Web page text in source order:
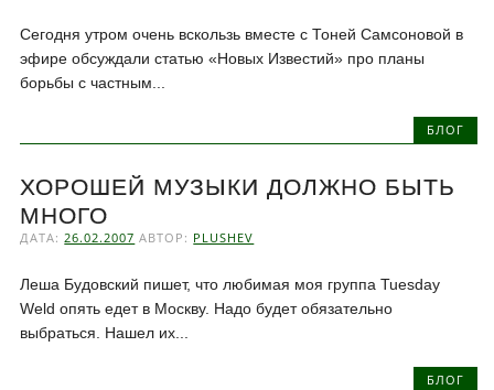
Сегодня утром очень вскользь вместе с Тоней Самсоновой в
эфире обсуждали статью «Новых Известий» про планы
борьбы с частным...
БЛОГ
ХОРОШЕЙ МУЗЫКИ ДОЛЖНО БЫТЬ
МНОГО
ДАТА:26.02.2007 АВТОР: PLUSHEV
Леша Будовский пишет, что любимая моя группа Tuesday
Weld опять едет в Москву. Надо будет обязательно
выбраться. Нашел их...
БЛОГ